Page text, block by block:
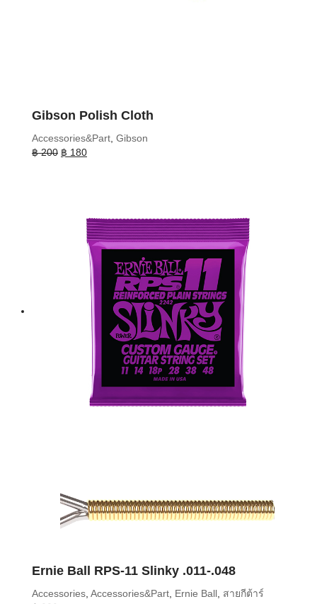
Gibson Polish Cloth
Accessories&Part Gibson
฿200 Original
฿ 180Current
Ernie Ball RPS-11 Slinky .011-.048
Accessories Accessories&Part Ernie Ball สายกีต้าร์